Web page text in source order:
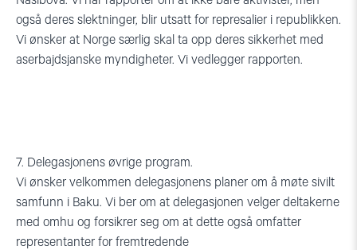
også deres slektninger, blir utsatt for represalier i republikken.
Vi ønsker at Norge særlig skal ta opp deres sikkerhet med
aserbajdsjanske myndigheter. Vi vedlegger rapporten.
7. Delegasjonens øvrige program.
Vi ønsker velkommen delegasjonens planer om å møte sivilt
samfunn i Baku. Vi ber om at delegasjonen velger deltakerne
med omhu og forsikrer seg om at dette også omfatter
representanter for fremtredende